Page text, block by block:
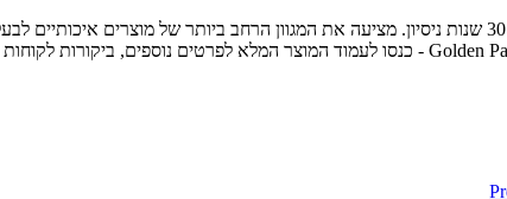
אקזוטיקה - חנות חיות מחמד מובילה בחיפה והצפון, עם מעל 30 שנות ניסיון. מציעה את